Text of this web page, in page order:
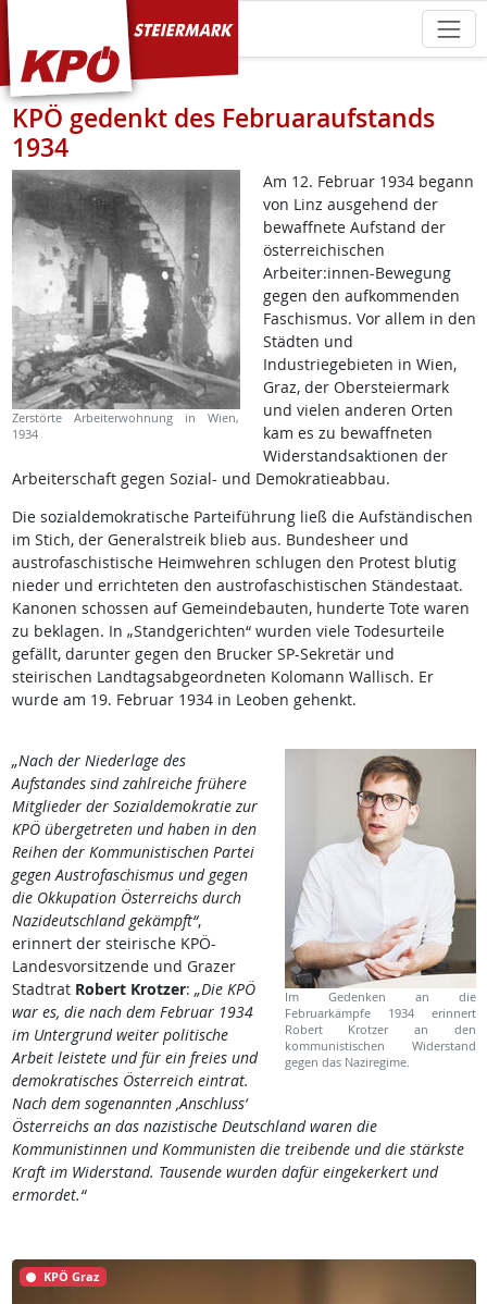
KPÖ Steiermark
KPÖ gedenkt des Februaraufstands
1934
Zerstörte Arbeiterwohnung in Wien,
1934
Am 12. Februar 1934 begann
von Linz ausgehend der
bewaffnete Aufstand der
österreichischen
Arbeiter:innen-Bewegung
gegen den aufkommenden
Faschismus. Vor allem in den
Städten und
Industriegebieten in Wien,
Graz, der Obersteiermark
und vielen anderen Orten
kam es zu bewaffneten
Widerstandsaktionen der
Arbeiterschaft gegen Sozial- und Demokratieabbau.
Die sozialdemokratische Parteiführung ließ die Aufständischen
im Stich, der Generalstreik blieb aus. Bundesheer und
austrofaschistische Heimwehren schlugen den Protest blutig
nieder und errichteten den austrofaschistischen Ständestaat.
Kanonen schossen auf Gemeindebauten, hunderte Tote waren
zu beklagen. In „Standgerichten“ wurden viele Todesurteile
gefällt, darunter gegen den Brucker SP-Sekretär und
steirischen Landtagsabgeordneten Kolomann Wallisch. Er
wurde am 19. Februar 1934 in Leoben gehenkt.
Im Gedenken an die
Februarkämpfe 1934 erinnert
Robert Krotzer an den
kommunistischen Widerstand
gegen das Naziregime.
„Nach der Niederlage des
Aufstandes sind zahlreiche frühere
Mitglieder der Sozialdemokratie zur
KPÖ übergetreten und haben in den
Reihen der Kommunistischen Partei
gegen Austrofaschismus und gegen
die Okkupation Österreichs durch
Nazideutschland gekämpft“,
erinnert der steirische KPÖ-
Landesvorsitzende und Grazer
Stadtrat Robert Krotzer: „Die KPÖ
war es, die nach dem Februar 1934
im Untergrund weiter politische
Arbeit leistete und für ein freies und
demokratisches Österreich eintrat.
Nach dem sogenannten ‚Anschluss‘
Österreichs an das nazistische Deutschland waren die
Kommunistinnen und Kommunisten die treibende und die stärkste
Kraft im Widerstand. Tausende wurden dafür eingekerkert und
ermordet.“
KPÖ Graz